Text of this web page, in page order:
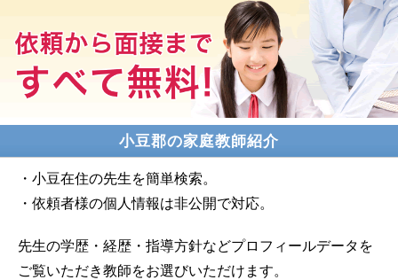
小豆郡の家庭教師紹介
・小豆在住の先生を簡単検索。
・依頼者様の個人情報は非公開で対応。
先生の学歴・経歴・指導方針などプロフィールデータを
ご覧いただき教師をお選びいただけます。